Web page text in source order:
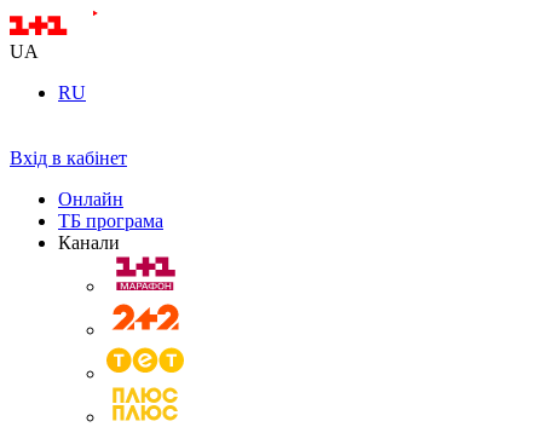
UA
RU
Вхід в кабінет
Онлайн
ТБ програма
Канали